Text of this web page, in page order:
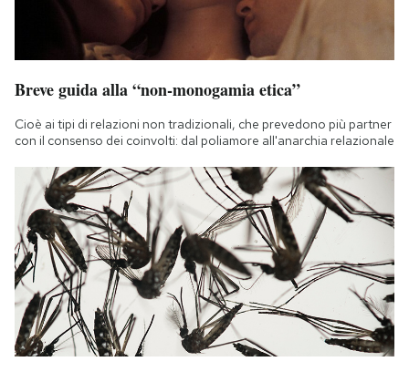
Breve guida alla “non-monogamia etica”
Cioè ai tipi di relazioni non tradizionali, che prevedono più partner
con il consenso dei coinvolti: dal poliamore all'anarchia relazionale